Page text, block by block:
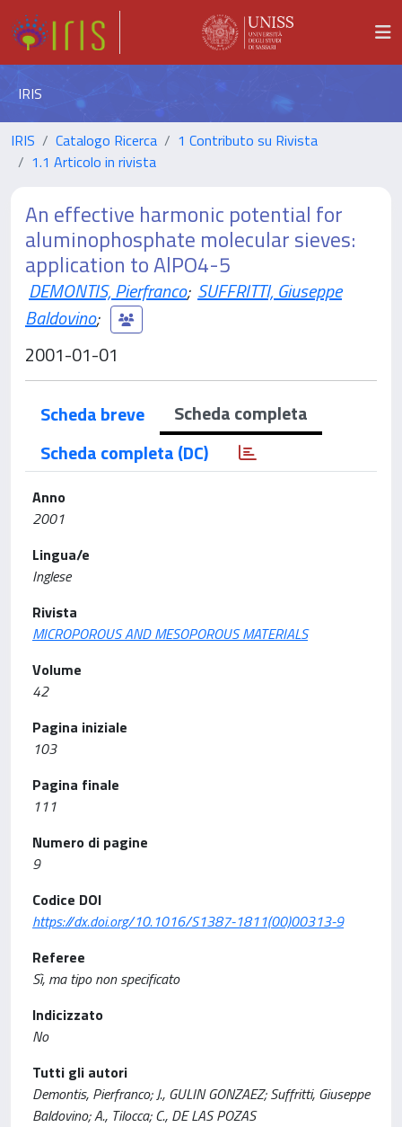
IRIS
IRIS Catalogo Ricerca
1 Contributo su Rivista
1.1 Articolo in rivista
An effective harmonic potential for
aluminophosphate molecular sieves:
application to AlPO4-5
DEMONTIS, Pierfranco; SUFFRITTI, Giuseppe
Baldovino;
2001-01-01
Scheda breve
Scheda completa
Scheda completa (DC)
Anno
2001
Lingua/e
Inglese
Rivista
MICROPOROUS AND MESOPOROUS MATERIALS
Volume
42
Pagina iniziale
103
Pagina finale
111
Numero di pagine
9
Codice DOI
https://dx.doi.org/10.1016/S1387-1811(00)00313-9
Referee
Sì, ma tipo non specificato
Indicizzato
No
Tutti gli autori
Demontis, Pierfranco; J., GULIN GONZAEZ; Suffritti, Giuseppe
Baldovino; A., Tilocca; C., DE LAS POZAS